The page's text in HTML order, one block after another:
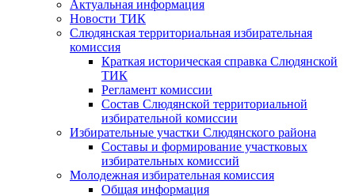
Актуальная информация
Новости ТИК
Слюдянская территориальная избирательная
комиссия
Краткая историческая справка Слюдянской
ТИК
Регламент комиссии
Состав Слюдянской территориальной
избирательной комиссии
Избирательные участки Слюдянского района
Составы и формирование участковых
избирательных комиссий
Молодежная избирательная комиссия
Общая информация